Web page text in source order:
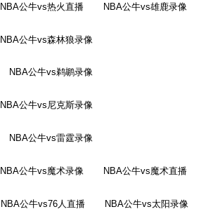
NBA公牛vs热火直播 NBA公牛vs雄鹿录像
NBA公牛vs森林狼录像
NBA公牛vs鹈鹕录像
NBA公牛vs尼克斯录像
NBA公牛vs雷霆录像
NBA公牛vs魔术录像 NBA公牛vs魔术直播
NBA公牛vs76人直播 NBA公牛vs太阳录像